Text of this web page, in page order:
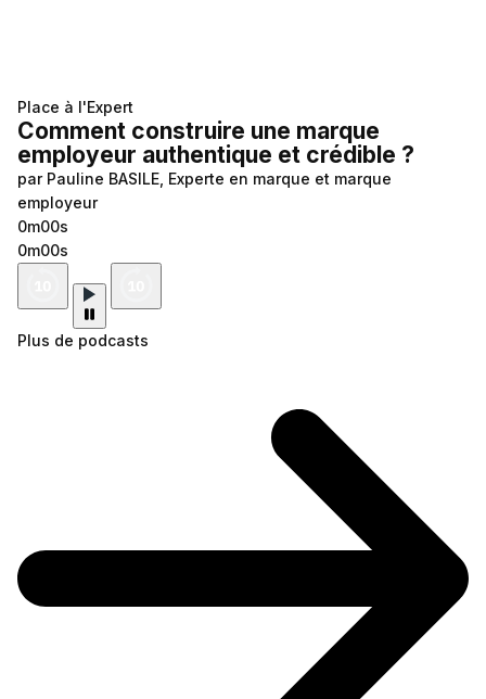
Place à l'Expert
Comment construire une marque
employeur authentique et crédible ?
par Pauline BASILE, Experte en marque et marque
employeur
0m00s
0m00s
Plus de podcasts